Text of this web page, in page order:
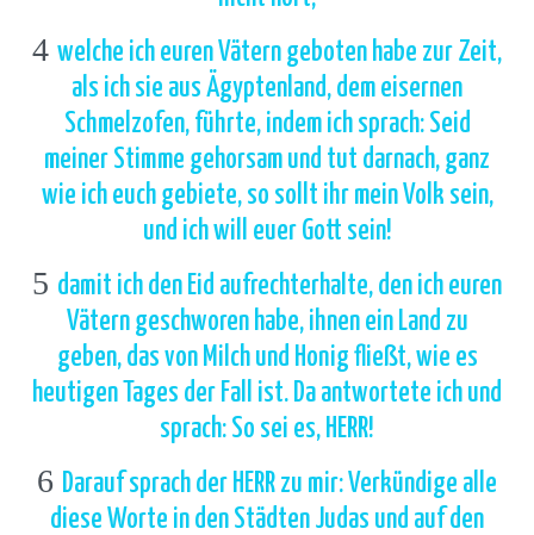
4 welche ich euren Vätern geboten habe zur Zeit,
als ich sie aus Ägyptenland, dem eisernen
Schmelzofen, führte, indem ich sprach: Seid
meiner Stimme gehorsam und tut darnach, ganz
wie ich euch gebiete, so sollt ihr mein Volk sein,
und ich will euer Gott sein!
5 damit ich den Eid aufrechterhalte, den ich euren
Vätern geschworen habe, ihnen ein Land zu
geben, das von Milch und Honig fließt, wie es
heutigen Tages der Fall ist. Da antwortete ich und
sprach: So sei es, HERR!
6 Darauf sprach der HERR zu mir: Verkündige alle
diese Worte in den Städten Judas und auf den